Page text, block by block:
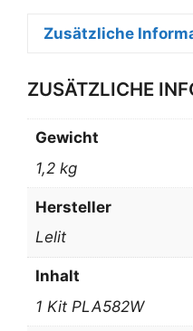
Zusätzliche
ZUSÄTZLICHE
Gewicht
1,2 kg
Hersteller
Lelit
Inhalt
1 Kit PLA582W